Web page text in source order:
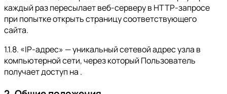
каждый раз пересылает веб-серверу в HTTP-запросе
при попытке открыть страницу соответствующего
сайта.
1.1.8. «IP-адрес» — уникальный сетевой адрес узла в
компьютерной сети, через который Пользователь
получает доступ на .